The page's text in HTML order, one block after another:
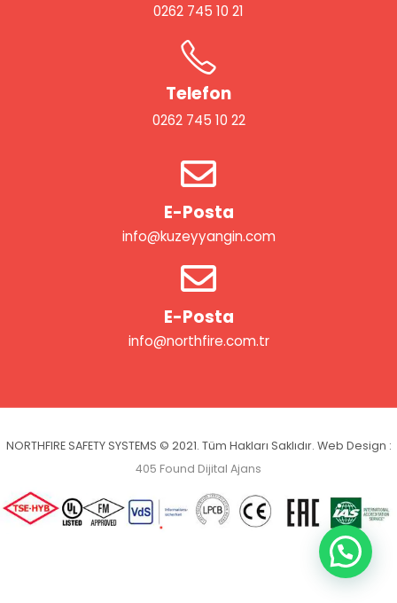
0262 745 10 21
Telefon
0262 745 10 22
E-Posta
info@kuzeyyangin.com
E-Posta
info@northfire.com.tr
NORTHFIRE SAFETY SYSTEMS © 2021. Tüm Hakları Saklıdır. Web Design :
405 Found Dijital Ajans